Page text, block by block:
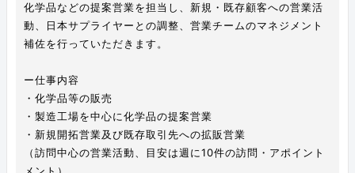
化学品などの提案営業を担当し、新規・既存顧客への営業活
動、日本サプライヤーとの調整、営業チームのマネジメント
補佐を行っていただきます。
ー仕事内容
・化学品等の販売
・製造工場を中心に化学品の提案営業
・新規開拓営業及び既存取引先への拡販営業
（訪問中心の営業活動、目安は週に10件の訪問・アポイント